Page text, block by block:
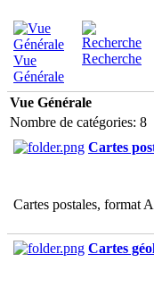
Vue
Générale
Recherche
Vue Générale
Nombre de catégories: 8
Cartes
Cartes postales, format
Cartes